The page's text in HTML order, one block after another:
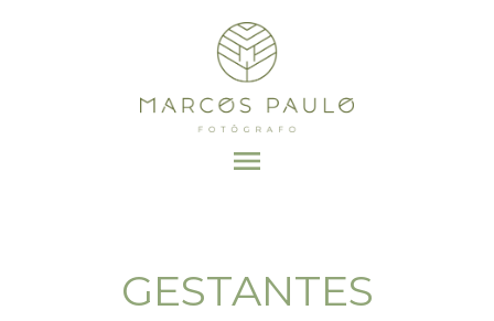
menu
GESTANTES